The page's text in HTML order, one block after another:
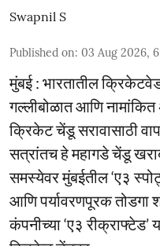
Swapnil S
Published on: 03 Aug 2026,
मुंबई : भारतातील
गल्लीबोळात आणि
क्रिकेट चेंडू सरावासाठी
सत्रांतच हे महागडे चेंडू
समस्येवर मुंबईतील ‘ए३
आणि पर्यावरणपूरक
कंपनीच्या ‘ए३ रीक्राफ्टेड’